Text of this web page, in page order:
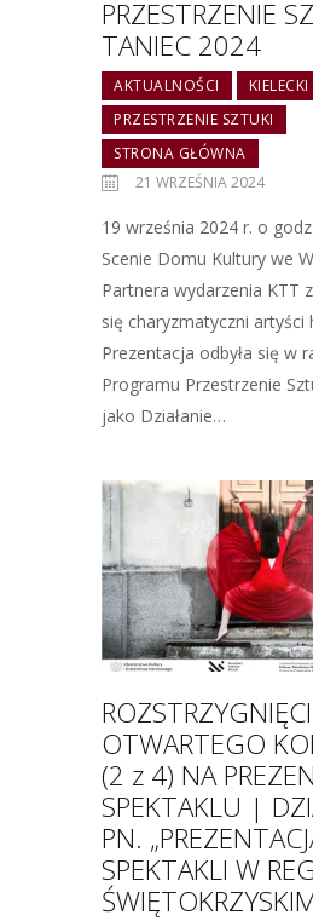
PRZESTRZENIE
TANIEC 2024
AKTUALNOŚCI
PRZESTRZENIE SZTUKI
STRONA GŁÓWNA
21 WRZEŚNIA 2024
19 września 2024 r. o
Scenie Domu Kultury we
Partnera wydarzenia KTT
się charyzmatyczni artyści
Prezentacja odbyła się w
Programu Przestrzenie
jako Działanie…
OTWARTEGO
(2 z 4) NA
SPEKTAKLU |
PN.
SPEKTAKLI W